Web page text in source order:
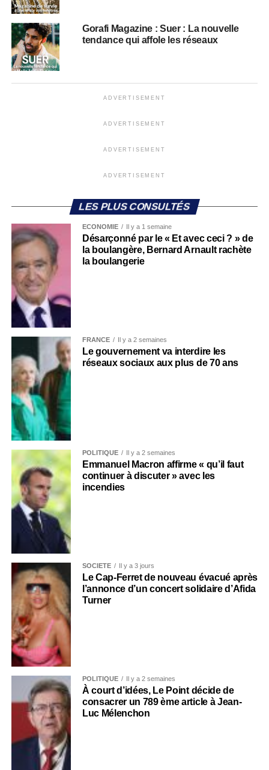
Gorafi Magazine : Suer : La nouvelle
tendance qui affole les réseaux
ADVERTISEMENT
ADVERTISEMENT
ADVERTISEMENT
ADVERTISEMENT
LES PLUS CONSULTÉS
ECONOMIE Il y a 1 semaine
Désarçonné par le « Et avec ceci ? » de
la boulangère, Bernard Arnault rachète
la boulangerie
FRANCE Il y a 2 semaines
Le gouvernement va interdire les
réseaux sociaux aux plus de 70 ans
POLITIQUE Il y a 2 semaines
Emmanuel Macron affirme « qu’il faut
continuer à discuter » avec les
incendies
SOCIÉTÉ Il y a 3 jours
Le Cap-Ferret de nouveau évacué après
l’annonce d’un concert solidaire d’Afida
Turner
POLITIQUE Il y a 2 semaines
À court d’idées, Le Point décide de
consacrer un 789 ème article à Jean-
Luc Mélenchon